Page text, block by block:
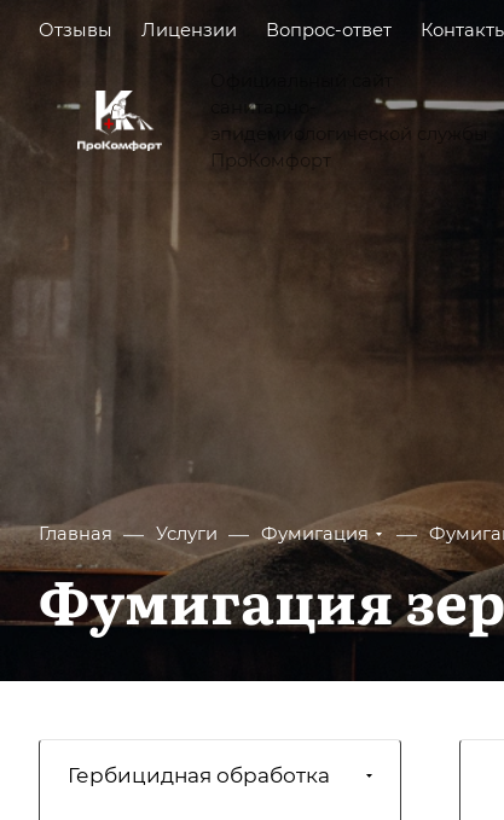
Отзывы Лицензии Вопрос-ответ
санитарно-
эпидемиологической службы
ПроКомфорт
Главная — Услуги — Фумигация —
Фумигация
Гербицидная обработка